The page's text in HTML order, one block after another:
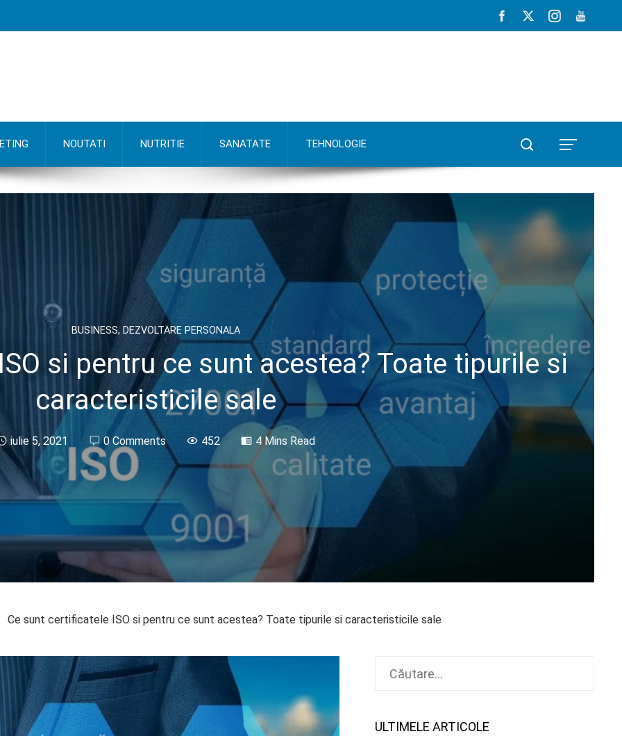
NOUTATI NUTRITIE SANATATE TEHNOLOGIE
BUSINESS, DEZVOLTARE PERSONALA
si pentru ce sunt acestea? Toate tipurile si
caracteristicile sale
iulie 5, 2021 0 Comments 452 4 Mins Read
Ce sunt certificatele ISO si pentru ce sunt acestea? Toate tipurile si caracteristicile sale
ULTIMELE ARTICOLE